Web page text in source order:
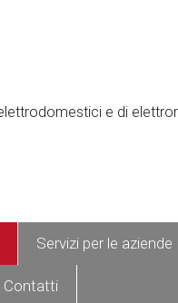
Servizi per le aziende
Contatti